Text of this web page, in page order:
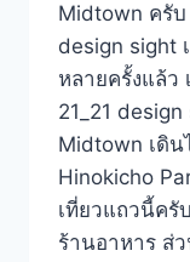
Midtown ครับ
design sight
หลายครั้งแล้ว
21_21
Midtown เดิน
Hinokicho
เที่ยวแถวนี้ครั
ร้านอาหาร ส่